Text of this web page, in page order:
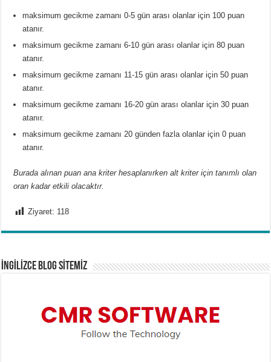
maksimum gecikme zamanı 0-5 gün arası olanlar için 100 puan
atanır.
maksimum gecikme zamanı 6-10 gün arası olanlar için 80 puan
atanır.
maksimum gecikme zamanı 11-15 gün arası olanlar için 50 puan
atanır.
maksimum gecikme zamanı 16-20 gün arası olanlar için 30 puan
atanır.
maksimum gecikme zamanı 20 günden fazla olanlar için 0 puan
atanır.
Burada alınan puan ana kriter hesaplanırken alt kriter için tanımlı olan
oran kadar etkili olacaktır.
Ziyaret: 118
İNGİLİZCE BLOG SİTEMİZ